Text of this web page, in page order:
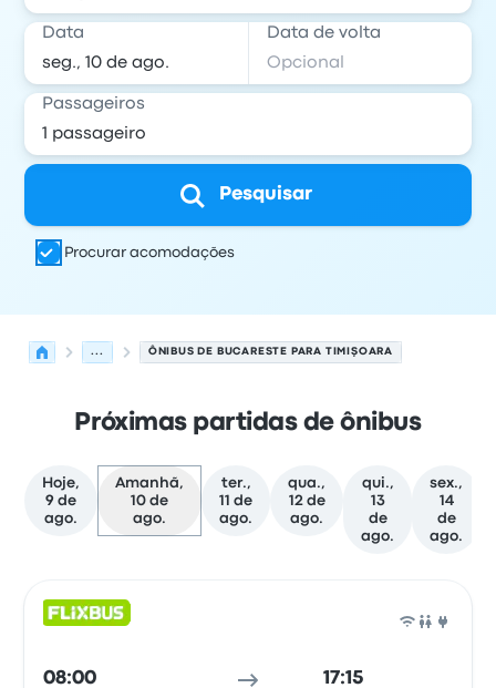
Data Data de volta
Passageiros
Pesquisar
Procurar acomodações
... ÔNIBUS DE BUCARESTE PARA TIMIŞOARA
Próximas partidas de ônibus
Hoje,
9 de
ago.
Amanhã,
10 de
ago.
ter.,
11 de
ago.
qua.,
12 de
ago.
qui.,
13
de
ago.
sex.,
14
de
ago.
08:00 17:15